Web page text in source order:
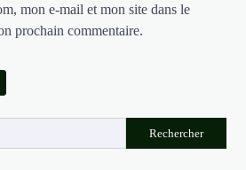
mon e-mail et mon site dans le
prochain commentaire.
Rechercher